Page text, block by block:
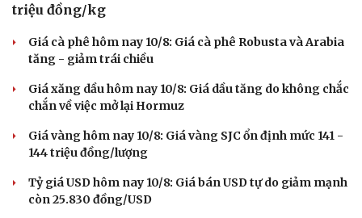
triệu đồng/kg
Giá cà phê hôm nay 10/8: Giá cà phê Robusta và Arabia
tăng - giảm trái chiều
Giá xăng dầu hôm nay 10/8: Giá dầu tăng do không chắc
chắn về việc mở lại Hormuz
Giá vàng hôm nay 10/8: Giá vàng SJC ổn định mức 141 -
144 triệu đồng/lượng
Tỷ giá USD hôm nay 10/8: Giá bán USD tự do giảm mạnh
còn 25.830 đồng/USD